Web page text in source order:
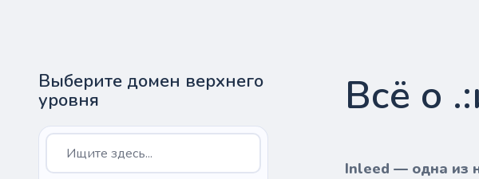
Выберите домен верхнего
уровня
Всё о
Inleed — одна из